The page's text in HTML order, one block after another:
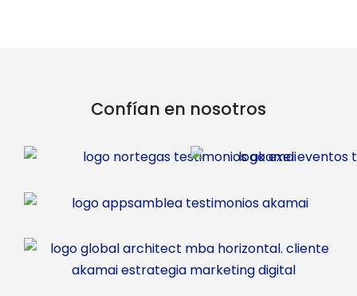
Confían en nosotros